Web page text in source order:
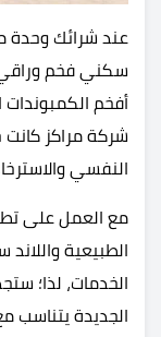
عند شرائك وحدة
سكني فخم وراقي
أفخم الكمبوندات
شركة مراكز
النفسي
مع العمل على
الطبيعية
الخدمات، لذا؛
الجديدة يتناسب